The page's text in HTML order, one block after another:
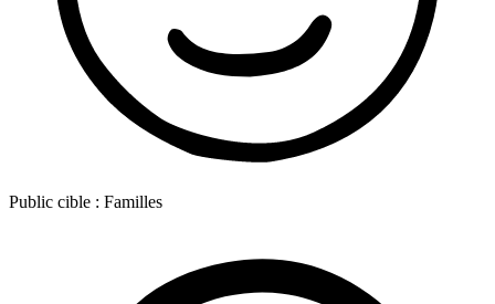
Public cible : Familles